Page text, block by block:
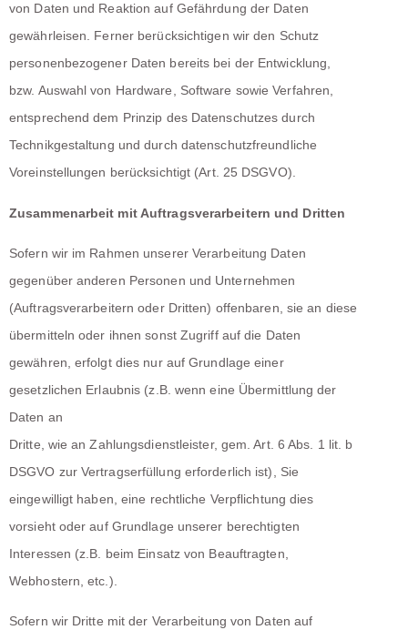
von Daten und Reaktion auf Gefährdung der Daten
gewährleisen. Ferner berücksichtigen wir den Schutz
personenbezogener Daten bereits bei der Entwicklung,
bzw. Auswahl von Hardware, Software sowie Verfahren,
entsprechend dem Prinzip des Datenschutzes durch
Technikgestaltung und durch datenschutzfreundliche
Voreinstellungen berücksichtigt (Art. 25 DSGVO).
Zusammenarbeit mit Auftragsverarbeitern und Dritten
Sofern wir im Rahmen unserer Verarbeitung Daten
gegenüber anderen Personen und Unternehmen
(Auftragsverarbeitern oder Dritten) offenbaren, sie an diese
übermitteln oder ihnen sonst Zugriff auf die Daten
gewähren, erfolgt dies nur auf Grundlage einer
gesetzlichen Erlaubnis (z.B. wenn eine Übermittlung der
Daten an
Dritte, wie an Zahlungsdienstleister, gem. Art. 6 Abs. 1 lit. b
DSGVO zur Vertragserfüllung erforderlich ist), Sie
eingewilligt haben, eine rechtliche Verpflichtung dies
vorsieht oder auf Grundlage unserer berechtigten
Interessen (z.B. beim Einsatz von Beauftragten,
Webhostern, etc.).
Sofern wir Dritte mit der Verarbeitung von Daten auf